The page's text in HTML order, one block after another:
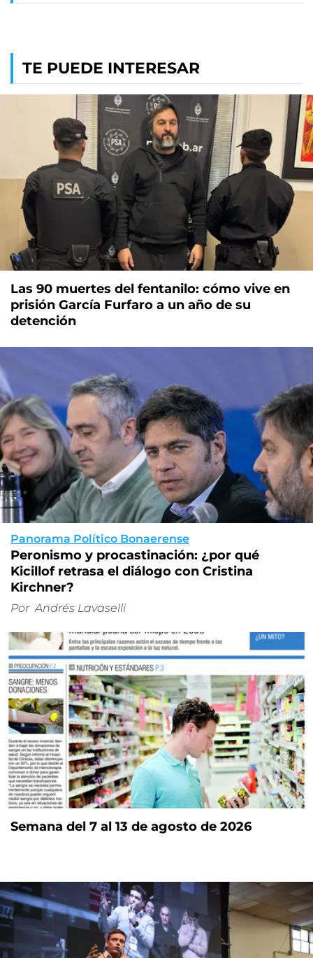
TE PUEDE INTERESAR
Las 90 muertes del fentanilo: cómo vive en
prisión García Furfaro a un año de su
detención
Panorama Político Bonaerense
Peronismo y procastinación: ¿por qué
Kicillof retrasa el diálogo con Cristina
Kirchner?
Por Andrés Lavaselli
Semana del 7 al 13 de agosto de 2026